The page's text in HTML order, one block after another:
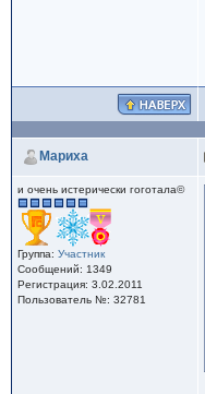
Мариха
и очень истерически гоготала©
Группа: Участник
Сообщений: 1349
Регистрация: 3.02.2011
Пользователь №: 32781